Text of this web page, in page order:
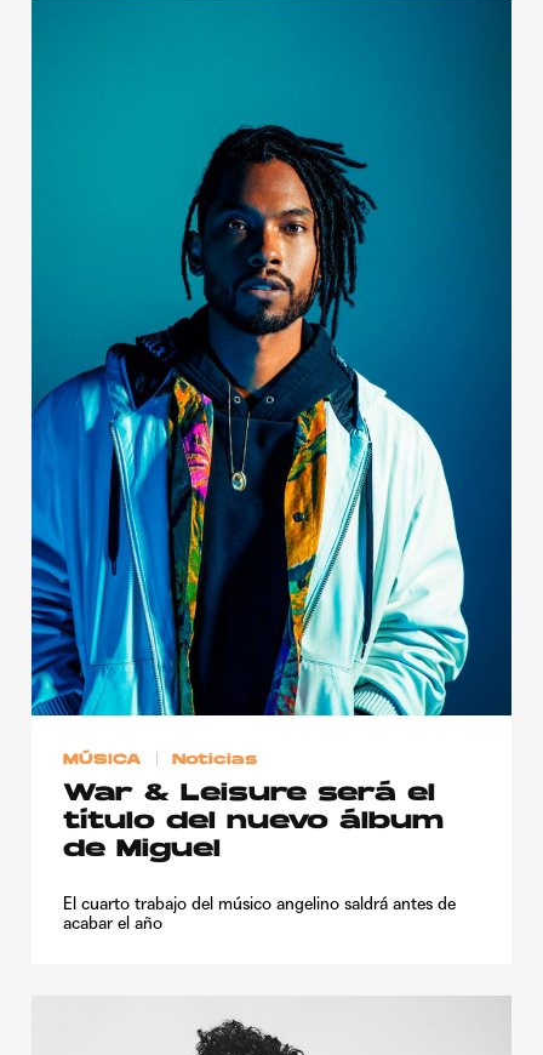
MÚSICA Noticias
War & Leisure será el
título del nuevo álbum
de Miguel
El cuarto trabajo del músico angelino saldrá antes de
acabar el año